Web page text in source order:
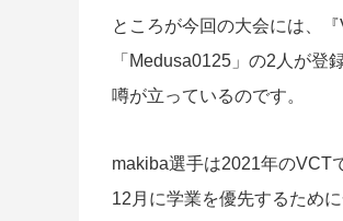
ところが今回の大会には、
「Medusa0125」の2人が
噂が立っているのです。
makiba選手は2021年のVCT
12月に学業を優先するため